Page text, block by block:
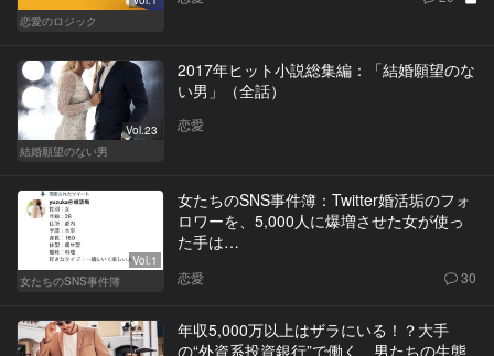
恋愛のロジック
Vol.23
結婚願望のない男
2017年ヒット小説総集編：「結婚願望のな
い男」（全話）
恋愛
Vol.1
女たちのSNS事件簿
女たちのSNS事件簿：Twitter婚活垢のフォ
ロワーを、5,000人に爆増させた女が使っ
た手は…
恋愛 30
年収5,000万以上はザラにいる！？大手
の“外資系投資銀行”で働く、男たちの生態